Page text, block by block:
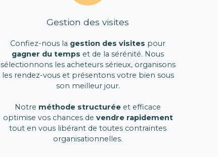
Gestion des visites
Confiez-nous la gestion des visites pour
gagner du temps et de la sérénité. Nous
sélectionnons les acheteurs sérieux, organisons
les rendez-vous et présentons votre bien sous
son meilleur jour.
Notre méthode structurée et efficace
optimise vos chances de vendre rapidement
tout en vous libérant de toutes contraintes
organisationnelles.